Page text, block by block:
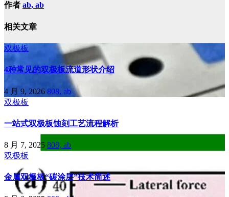
作者 ab, ab
相关文章
双极板
4种常见的双极板流道形状介绍
4 月 9, 2026 808, ab
双极板
一站式双极板蚀刻工艺流程解析
8 月 7, 2025 808, ab
双极板
金属双极板“碳涂层”技术简述